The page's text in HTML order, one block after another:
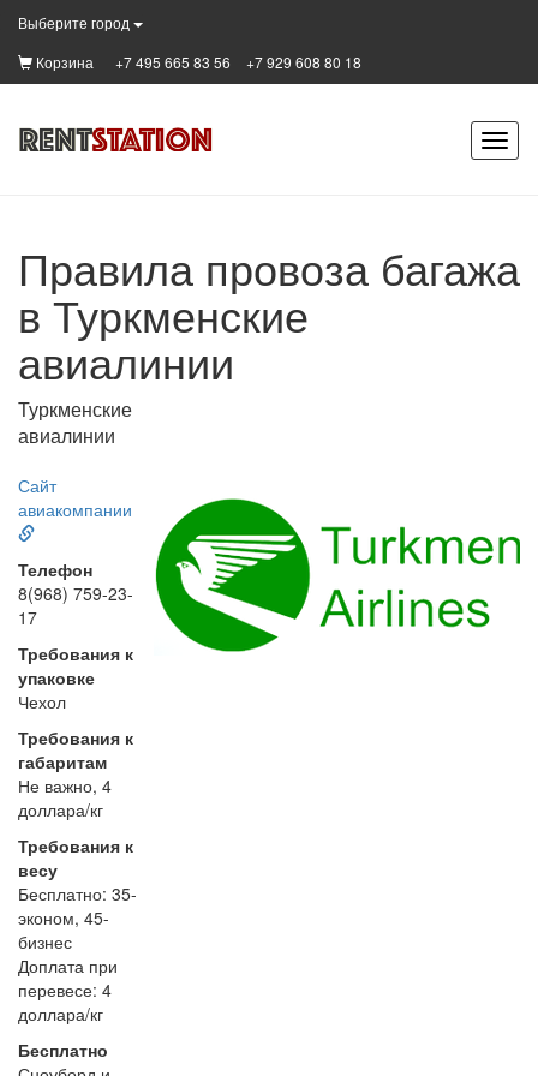
Выберите город
Корзина
+7 495 665 83 56 +7 929 608 80 18
Правила провоза багажа
в Туркменские
авиалинии
Туркменские
авиалинии
Сайт
авиакомпании
Телефон
8(968) 759-23-
17
Требования к
упаковке
Чехол
Требования к
габаритам
Не важно, 4
доллара/кг
Требования к
весу
Бесплатно: 35-
эконом, 45-
бизнес
Доплата при
перевесе: 4
доллара/кг
Бесплатно